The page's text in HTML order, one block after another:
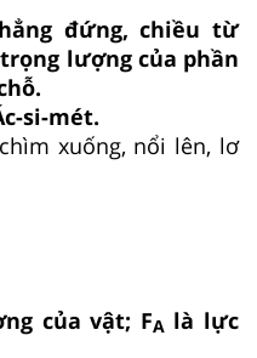
đứng, chiều từ
lượng của phần
si-mét.
xuống, nổi lên, lơ
của vật; FA là lực